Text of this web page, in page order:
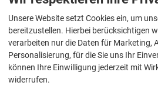
Kabelsatz, Sreckdose, Anhängebock
Gepsannstabilisierung
6XP
Außensiegel elektrisch
6KD
Design Paket:
3 Chromleisten und Ausströmer-
Unsere Website setzt Cookies ein, um
bereitzustellen. Hierbei berücksichtigen
verarbeiten nur die Daten für Marketing,
Personalisierung, für die Sie uns Ihr
können Ihre Einwilligung jederzeit mit
widerrufen.